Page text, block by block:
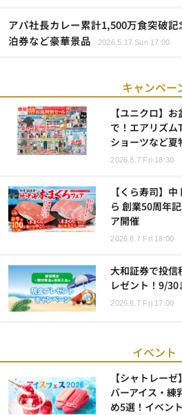
アパ社長カレー累計1,500万食突破
泊券など豪華景品
2026.5.17 Sun 17:00
キャンペー
【ユニクロ】
で！エアリズム
ショーツなど夏
2026.8.7 Fri 18:30
【くら寿司】
ら 創業50周年
ア開催
2026.8.7 Fri 18:00
大和証券で投信
レゼント！9/30
2026.8.7 Fri 17:00
イベント
【シャトレー
バーアイス・練
め5選！イベン